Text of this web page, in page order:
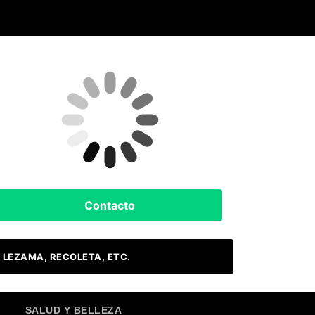
Buenos Aires, AR
9°C
Cielo Claro
Contacto
RECOLETA, ETC.
SALUD Y BELLEZA